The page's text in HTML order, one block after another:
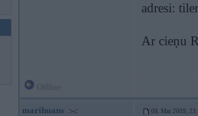
adresi:
Ar cieņu
marihuans 08. Mar 2009,